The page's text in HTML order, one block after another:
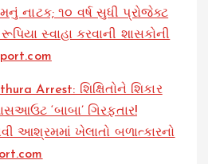
નાટક; ૧૦ વર્ષ સુધી પ્રોજેક્ટ
સ્વાહા કરવાની શાસકોની
Arrest: શિક્ષિતોને શિકાર
‘બાબા’ ગિરફ્તાર!
આશ્રમમાં ખેલાતો બળાત્કારનો